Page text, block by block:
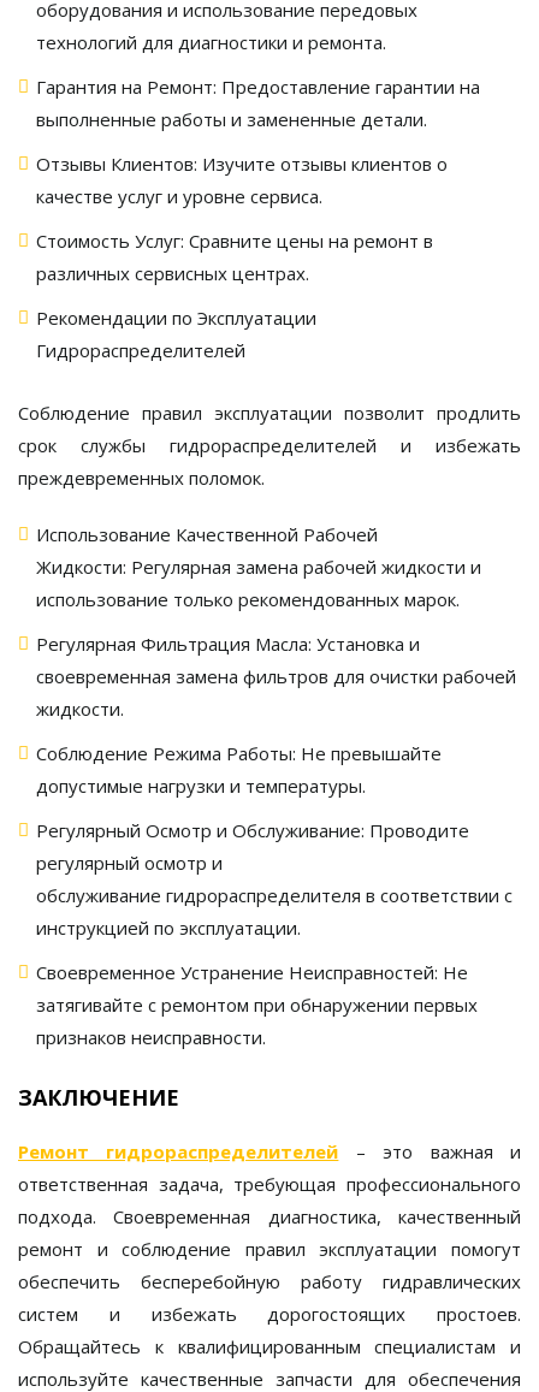
оборудования и использование передовых
технологий для диагностики и ремонта.
Гарантия на Ремонт: Предоставление гарантии на
выполненные работы и замененные детали.
Отзывы Клиентов: Изучите отзывы клиентов о
качестве услуг и уровне сервиса.
Стоимость Услуг: Сравните цены на ремонт в
различных сервисных центрах.
Рекомендации по Эксплуатации
Гидрораспределителей
Соблюдение правил эксплуатации позволит продлить
срок службы гидрораспределителей и избежать
преждевременных поломок.
Использование Качественной Рабочей
Жидкости: Регулярная замена рабочей жидкости и
использование только рекомендованных марок.
Регулярная Фильтрация Масла: Установка и
своевременная замена фильтров для очистки рабочей
жидкости.
Соблюдение Режима Работы: Не превышайте
допустимые нагрузки и температуры.
Регулярный Осмотр и Обслуживание: Проводите
регулярный осмотр и
обслуживание гидрораспределителя в соответствии с
инструкцией по эксплуатации.
Своевременное Устранение Неисправностей: Не
затягивайте с ремонтом при обнаружении первых
признаков неисправности.
ЗАКЛЮЧЕНИЕ
Ремонт гидрораспределителей – это важная и
ответственная задача, требующая профессионального
подхода. Своевременная диагностика, качественный
ремонт и соблюдение правил эксплуатации помогут
обеспечить бесперебойную работу гидравлических
систем и избежать дорогостоящих простоев.
Обращайтесь к квалифицированным специалистам и
используйте качественные запчасти для обеспечения